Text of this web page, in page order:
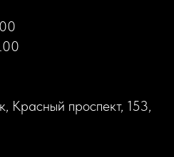
Красный проспект, 153,